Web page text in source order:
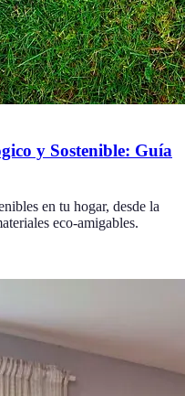
y Sostenible: Guía
en tu hogar, desde la
eco-amigables.